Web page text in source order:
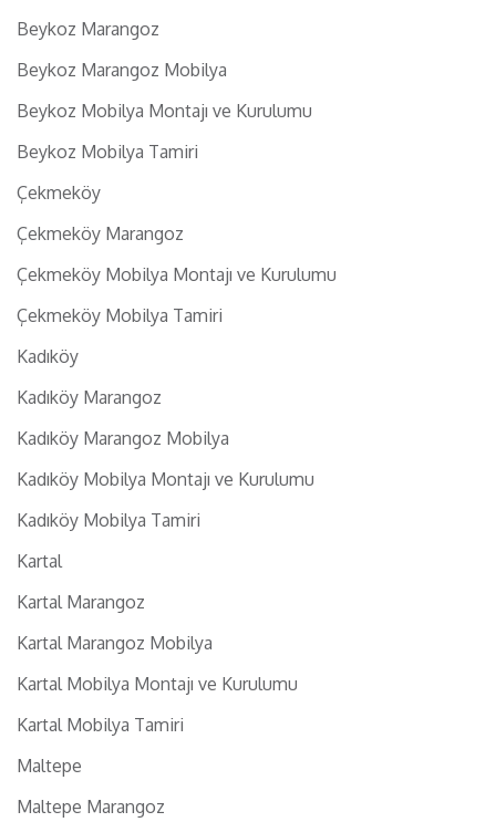
Beykoz Marangoz
Beykoz Marangoz Mobilya
Beykoz Mobilya Montajı ve Kurulumu
Beykoz Mobilya Tamiri
Çekmeköy
Çekmeköy Marangoz
Çekmeköy Mobilya Montajı ve Kurulumu
Çekmeköy Mobilya Tamiri
Kadıköy
Kadıköy Marangoz
Kadıköy Marangoz Mobilya
Kadıköy Mobilya Montajı ve Kurulumu
Kadıköy Mobilya Tamiri
Kartal
Kartal Marangoz
Kartal Marangoz Mobilya
Kartal Mobilya Montajı ve Kurulumu
Kartal Mobilya Tamiri
Maltepe
Maltepe Marangoz